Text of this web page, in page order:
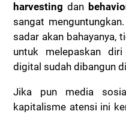
harvesting dan
sangat
sadar akan bahayanya,
untuk melepaskan
digital sudah dibangun
Jika pun media
kapitalisme atensi ini